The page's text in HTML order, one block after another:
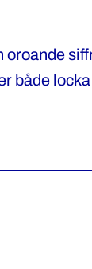
oroande
både